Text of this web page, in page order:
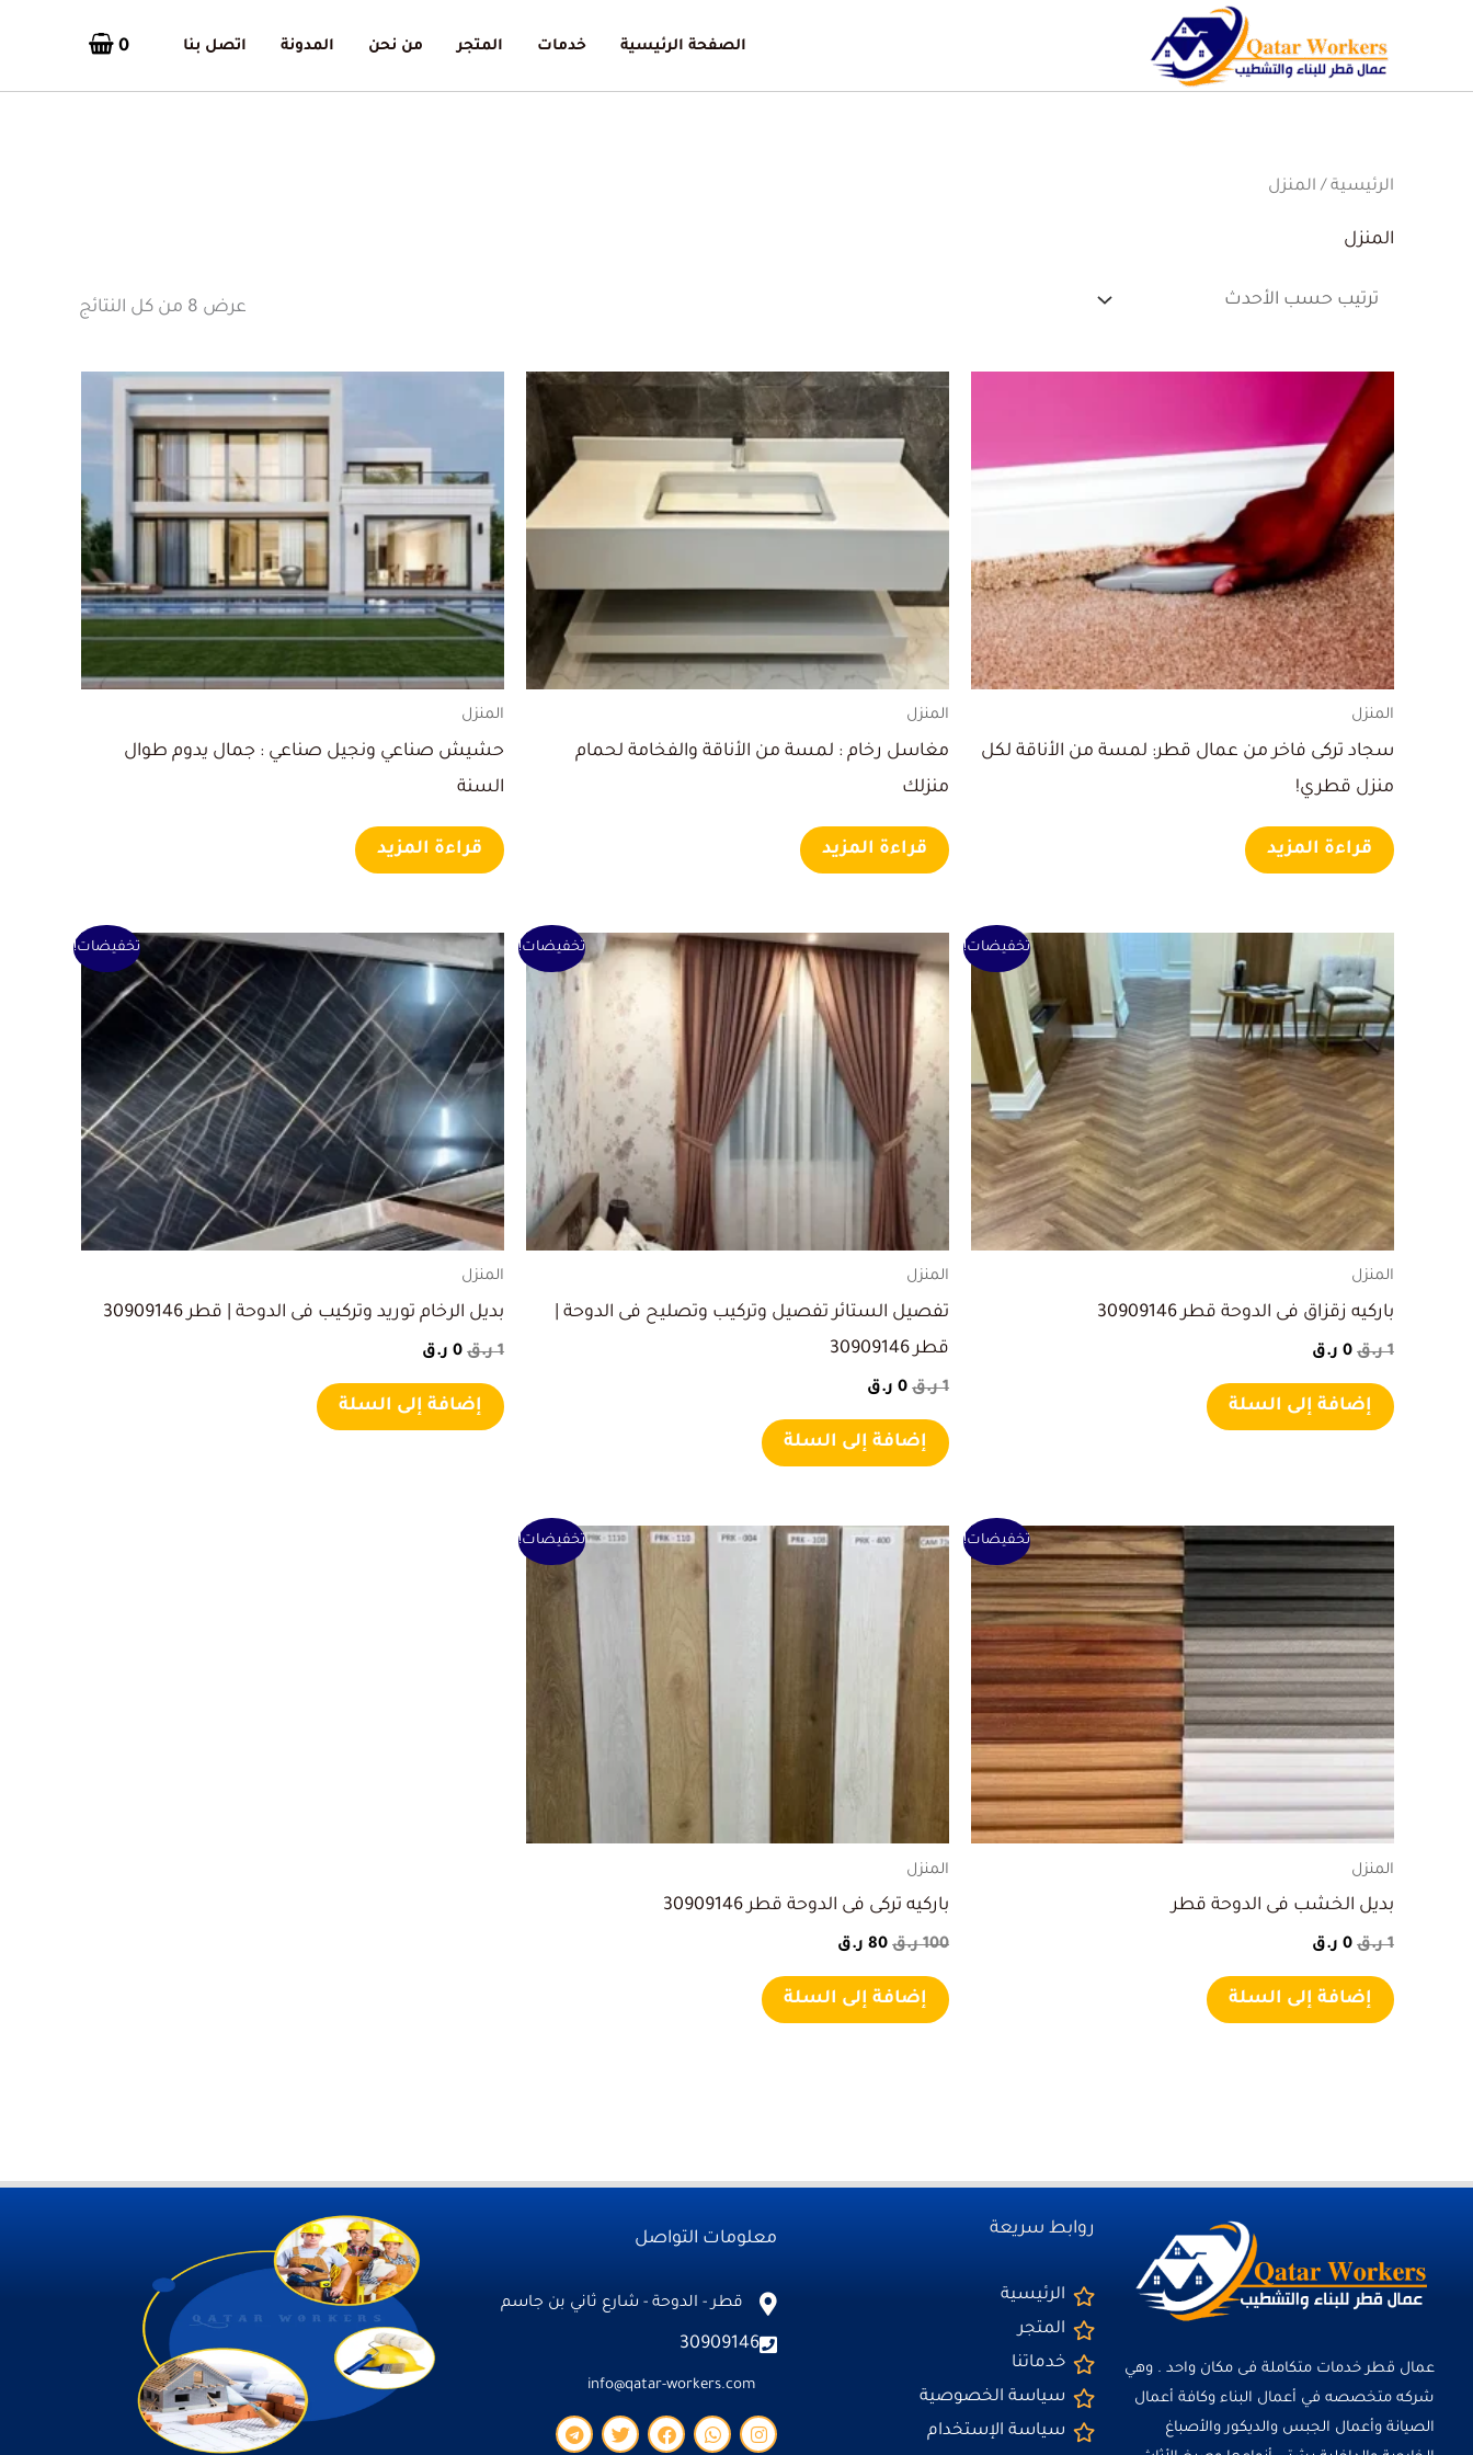
الصفحة الرئيسية خدمات المتجر من نحن المدونة اتصل بنا 0
الرئيسية / المنزل
المنزل
عرض ⁦8⁩ من كل النتائج
المنزل
سجاد تركى فاخر من عمال قطر: لمسة من الأناقة لكل
منزل قطري!
قراءة المزيد
المنزل
مغاسل رخام : لمسة من الأناقة والفخامة لحمام
منزلك
قراءة المزيد
المنزل
حشيش صناعي ونجيل صناعي : جمال يدوم طوال
السنة
قراءة المزيد
تخفيضات!
المنزل
باركيه زقزاق فى الدوحة قطر 30909146
1 ر.ق
الأصلي
هو:
1 ر.ق.
0 ر.ق
السعر
الحالي
هو:
0 ر.ق.
إضافة إلى السلة
تخفيضات!
المنزل
تفصيل الستائر تفصيل وتركيب وتصليح فى الدوحة |
قطر 30909146
1 ر.ق
الأصلي
هو:
0 ر.ق
السعر
الحالي
هو:
0 ر.ق.
إضافة إلى السلة
تخفيضات!
المنزل
بديل الرخام توريد وتركيب فى الدوحة | قطر 30909146
1 ر.ق
السعر
الأصلي
هو:
0 ر.ق
السعر
الحالي
هو:
0 ر.ق.
إضافة إلى السلة
تخفيضات!
المنزل
بديل الخشب فى الدوحة قطر
1 ر.ق
الأصلي
1 ر.ق.
0 ر.ق
الحالي
0 ر.ق.
إضافة إلى السلة
تخفيضات!
المنزل
باركيه تركى فى الدوحة قطر 30909146
100 ر.ق
السعر
80 ر.ق
السعر
هو:
إضافة إلى السلة
عمال قطر خدمات متكاملة فى مكان واحد . وهي
شركه متخصصه في أعمال البناء وكافة أعمال
الصيانة وأعمال الجبس والديكور والأصباغ
روابط سريعة
الرئيسية
المتجر
خدماتنا
سياسة الخصوصية
سياسة الإستخدام
معلومات التواصل
قطر - الدوحة - شارع ثاني بن جاسم
30909146
info@qatar-workers.com
I
W
F
T
T